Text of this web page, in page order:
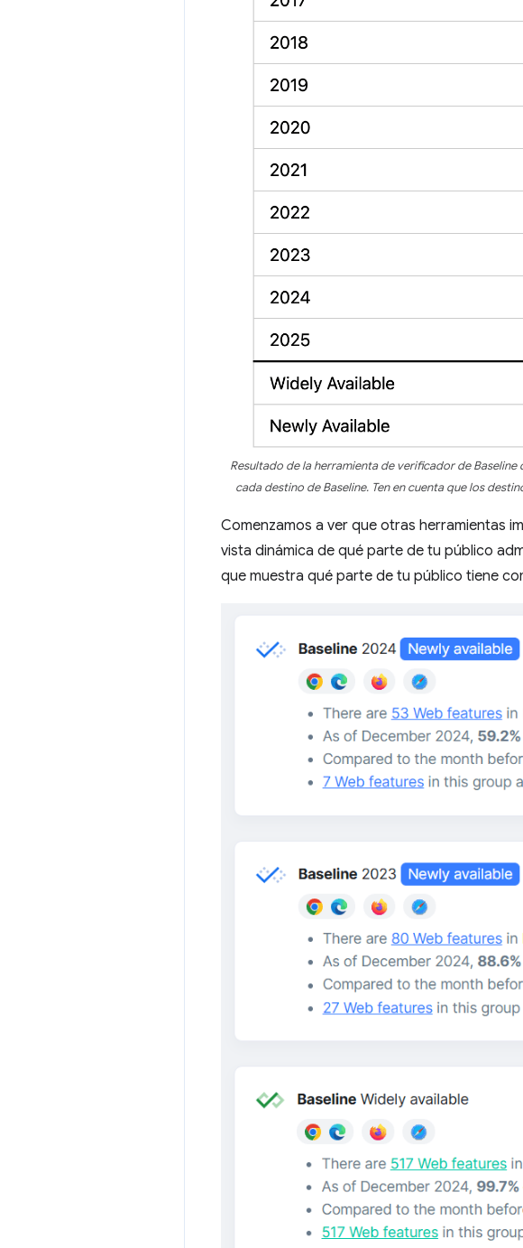
Resultado de la herramienta de verificador de
cada destino de Baseline. Ten en cuenta que los
Comenzamos a ver que otras herramientas
vista dinámica de qué parte de tu público
que muestra qué parte de tu público tiene